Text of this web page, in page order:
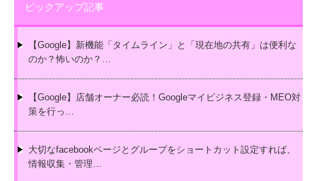
ピックアップ記事
【Google】新機能「タイムライン」と「現在地の共有」は便利な
のか？怖いのか？…
【Google】店舗オーナー必読！Googleマイビジネス登録・MEO対
策を行っ…
大切なfacebookページとグループをショートカット設定すれば、
情報収集・管理…